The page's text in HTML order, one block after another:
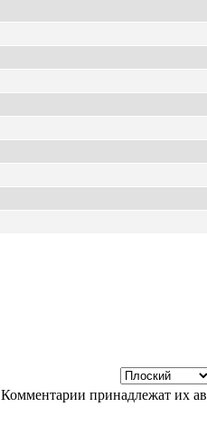
Комментарии принадлежат их